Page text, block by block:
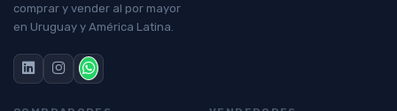
comprar y vender al por mayor
en Uruguay y América Latina.